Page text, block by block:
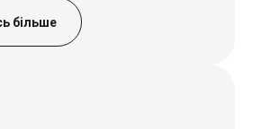
більше